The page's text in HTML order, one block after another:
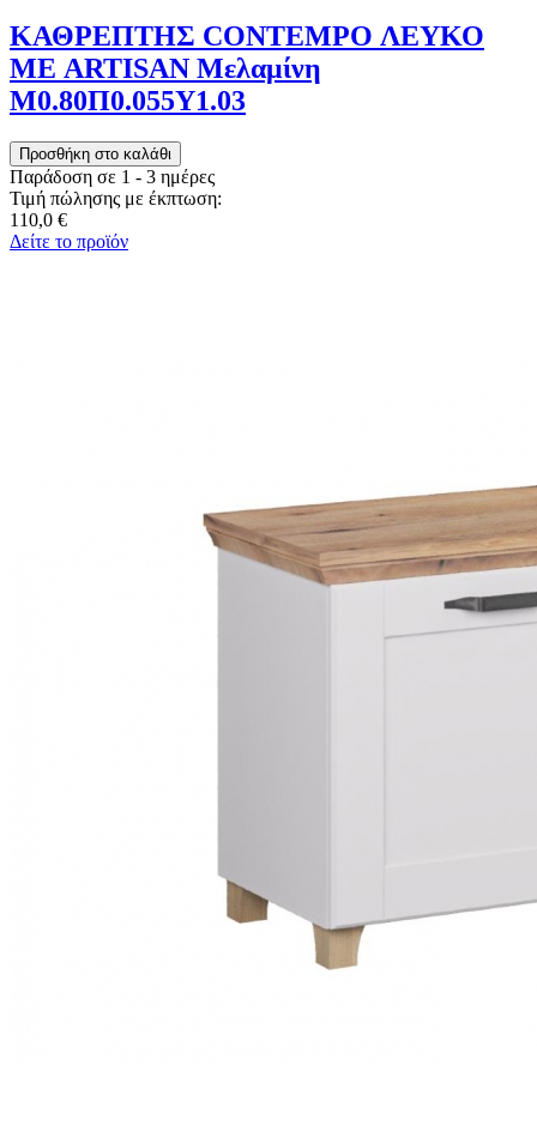
ΚΑΘΡΕΠΤΗΣ CONTEMPO ΛΕΥΚΟ
ΜΕ ARTISAN Μελαμίνη
Μ0.80Π0.055Υ1.03
Παράδοση σε 1 - 3 ημέρες
Τιμή πώλησης με έκπτωση:
110,0 €
Δείτε το προϊόν